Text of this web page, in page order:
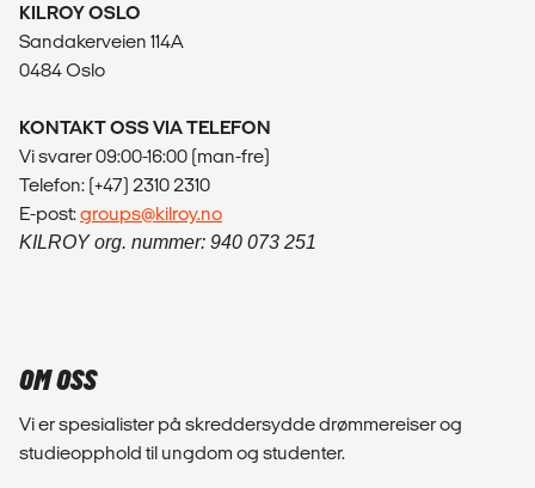
KILROY OSLO
Sandakerveien 114A
0484 Oslo
KONTAKT OSS VIA TELEFON
Vi svarer 09:00-16:00 (man-fre)
Telefon: (+47) 2310 2310
E-post:groups@kilroy.no
KILROY org. nummer: 940 073 251
OM OSS
Vi er spesialister på skreddersydde drømmereiser og
studieopphold til ungdom og studenter.